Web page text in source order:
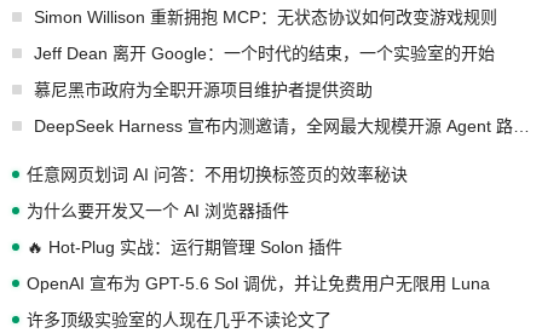
Simon Willison 重新拥抱 MCP：无状态协议如何改变游戏规则
Jeff Dean 离开 Google：一个时代的结束，一个实验室的开始
慕尼黑市政府为全职开源项目维护者提供资助
任意网页划词 AI 问答：不用切换标签页的效率秘诀
为什么要开发又一个 AI 浏览器插件
🔥 Hot-Plug 实战：运行期管理 Solon 插件
OpenAI 宣布为 GPT-5.6 Sol 调优，并让免费用户无限用 Luna
许多顶级实验室的人现在几乎不读论文了